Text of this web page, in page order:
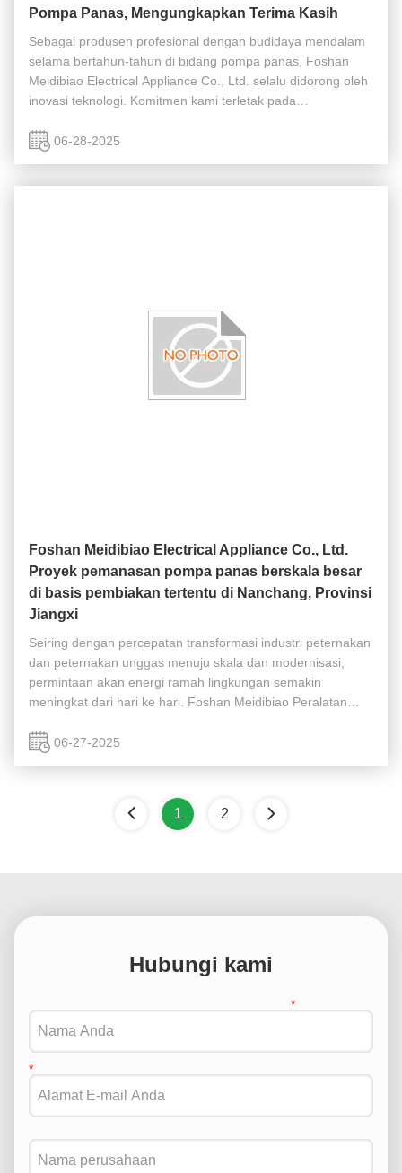
Pompa Panas, Mengungkapkan Terima Kasih
Sebagai produsen profesional dengan budidaya mendalam
selama bertahun-tahun di bidang pompa panas, Foshan
Meidibiao Electrical Appliance Co., Ltd. selalu didorong oleh
inovasi teknologi. Komitmen kami terletak pada
energi, dan ramah lingkungan ...
06-28-2025
Foshan Meidibiao Electrical Appliance Co., Ltd.
Proyek pemanasan pompa panas berskala besar
di basis pembiakan tertentu di Nanchang, Provinsi
Jiangxi
Seiring dengan percepatan transformasi industri peternakan
dan peternakan unggas menuju skala dan modernisasi,
permintaan akan energi ramah lingkungan semakin
meningkat dari hari ke hari. Foshan Meidibiao Peralatan
panas, dengan "pompa panas ...
06-27-2025
1 2
Hubungi kami